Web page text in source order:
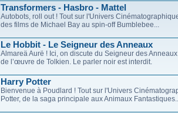
Transformers - Hasbro - Mattel
Autobots, roll out ! Tout sur l'Univers
des films de Michael Bay au spin-off Bumblebee...
Le Hobbit - Le Seigneur des Anneaux
Almareä Aurë ! Ici, on discute du Seigneur des
de l’œuvre de Tolkien. Le parler noir est interdit.
Harry Potter
Bienvenue à Poudlard ! Tout sur l'Univers
Potter, de la saga principale aux Animaux